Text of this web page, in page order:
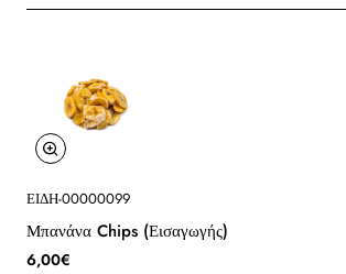
ΕΙΔΗ-00000099
Μπανάνα Chips (Εισαγωγής)
6,00€